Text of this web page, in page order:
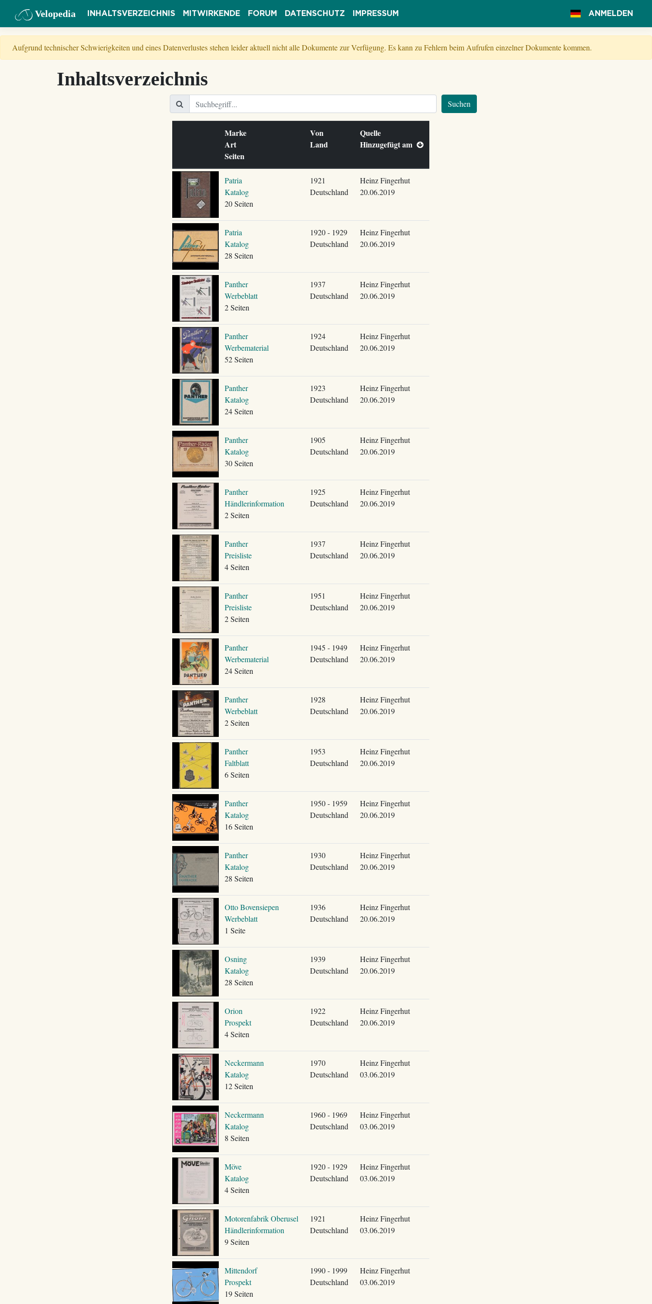
Velopedia INHALTSVERZEICHNIS MITWIRKENDE FORUM DATENSCHUTZ IMPRESSUM ANMELDEN
Aufgrund technischer Schwierigkeiten und eines Datenverlustes stehen leider aktuell nicht alle Dokumente zur Verfügung. Es kann zu Fehlern beim Aufrufen einzelner Dokumente kommen.
Inhaltsverzeichnis
Suchen
Marke
Art
Seiten
Von
Land
Quelle
Hinzugefügt am
Patria
Katalog
20 Seiten
1921
Deutschland
Heinz Fingerhut
20.06.2019
Patria
Katalog
28 Seiten
1920 - 1929
Deutschland
Heinz Fingerhut
20.06.2019
Panther
Werbeblatt
2 Seiten
1937
Deutschland
Heinz Fingerhut
20.06.2019
Panther
Werbematerial
52 Seiten
1924
Deutschland
Heinz Fingerhut
20.06.2019
Panther
Katalog
24 Seiten
1923
Deutschland
Heinz Fingerhut
20.06.2019
Panther
Katalog
30 Seiten
1905
Deutschland
Heinz Fingerhut
20.06.2019
Panther
Händlerinformation
2 Seiten
1925
Deutschland
Heinz Fingerhut
20.06.2019
Panther
Preisliste
4 Seiten
1937
Deutschland
Heinz Fingerhut
20.06.2019
Panther
Preisliste
2 Seiten
1951
Deutschland
Heinz Fingerhut
20.06.2019
Panther
Werbematerial
24 Seiten
1945 - 1949
Deutschland
Heinz Fingerhut
20.06.2019
Panther
Werbeblatt
2 Seiten
1928
Deutschland
Heinz Fingerhut
20.06.2019
Panther
Faltblatt
6 Seiten
1953
Deutschland
Heinz Fingerhut
20.06.2019
Panther
Katalog
16 Seiten
1950 - 1959
Deutschland
Heinz Fingerhut
20.06.2019
Panther
Katalog
28 Seiten
1930
Deutschland
Heinz Fingerhut
20.06.2019
Otto Bovensiepen
Werbeblatt
1 Seite
1936
Deutschland
Heinz Fingerhut
20.06.2019
Osning
Katalog
28 Seiten
1939
Deutschland
Heinz Fingerhut
20.06.2019
Orion
Prospekt
4 Seiten
1922
Deutschland
Heinz Fingerhut
20.06.2019
Neckermann
Katalog
12 Seiten
1970
Deutschland
Heinz Fingerhut
03.06.2019
Neckermann
Katalog
8 Seiten
1960 - 1969
Deutschland
Heinz Fingerhut
03.06.2019
Möve
Katalog
4 Seiten
1920 - 1929
Deutschland
Heinz Fingerhut
03.06.2019
Motorenfabrik Oberusel
Händlerinformation
9 Seiten
1921
Deutschland
Heinz Fingerhut
03.06.2019
Mittendorf
Prospekt
19 Seiten
1990 - 1999
Deutschland
Heinz Fingerhut
03.06.2019